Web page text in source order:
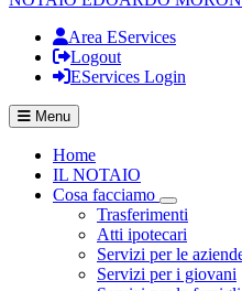
Area EServices
Logout
EServices Login
Menu
Home
IL NOTAIO
Cosa facciamo
Visualizza
Trasferimenti
Atti ipotecari
Servizi per le
Servizi per i giovani